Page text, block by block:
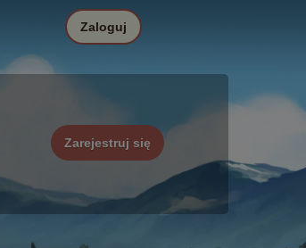
Zarejestruj się
Zaloguj